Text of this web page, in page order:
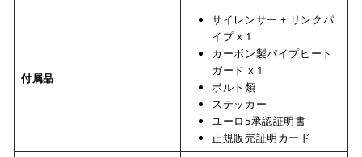
付属品
サイレンサー + リンクパ
イプ x 1
カーボン製パイプヒート
ガード x 1
ボルト類
ステッカー
ユーロ5承認証明書
正規販売証明カード